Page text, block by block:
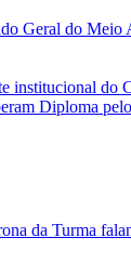
Geral do Meio
institucional do
Diploma
da Turma